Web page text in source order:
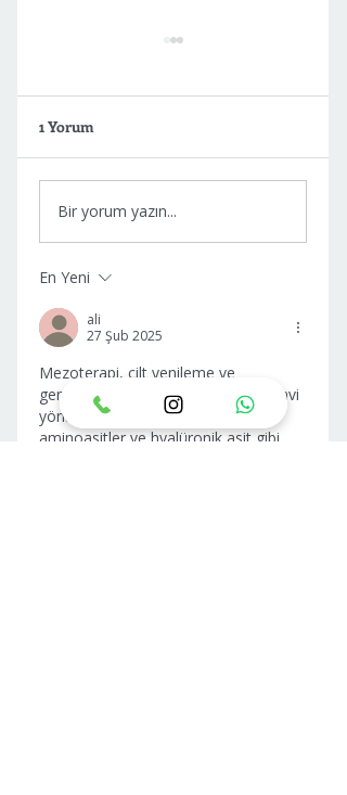
Gençleştirme
1 Yorum
Bir yorum yazın...
En Yeni
ali
27 Şub 2025
Mezoterapi, cilt yenileme ve
gençleştirme amacıyla etkili bir tedavi
yöntemidir. Çeşitli vitaminler,
aminoasitler ve hyalüronik asit gibi